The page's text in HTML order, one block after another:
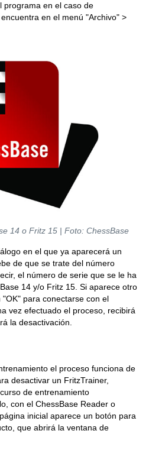
programa en el caso de
en el menú "Archivo" >
14 o Fritz 15 | Foto: ChessBase
en el que ya aparecerá un
de que se trate del número
el número de serie que se le ha
14 y/o Fritz 15. Si aparece otro
para conectarse con el
vez efectuado el proceso, recibirá
la desactivación.
el proceso funciona de
desactivar un FritzTrainer,
de entrenamiento
con el ChessBase Reader o
inicial aparece un botón para
que abrirá la ventana de